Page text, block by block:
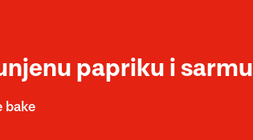
papriku i sarmu
bake